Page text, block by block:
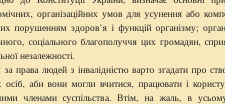
організаційних умов для усунення або
порушенням здоров’я і функцій організму;
соціального благополуччя цих громадян,
незалежності.
права людей з інвалідністю варто згадати про
осіб, аби вони могли вчитися, працювати і
членами суспільства. Втім, на жаль, в